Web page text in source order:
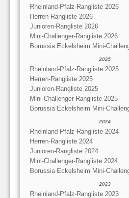
Rheinland-Pfalz-Rangliste 2026
Herren-Rangliste 2026
Junioren-Rangliste 2026
Mini-Challenger-Rangliste 2026
Borussia Eckelsheim Mini-
2025
Rheinland-Pfalz-Rangliste 2025
Herren-Rangliste 2025
Junioren-Rangliste 2025
Mini-Challenger-Rangliste 2025
Borussia Eckelsheim Mini-
2024
Rheinland-Pfalz-Rangliste 2024
Herren-Rangliste 2024
Junioren-Rangliste 2024
Mini-Challenger-Rangliste 2024
Borussia Eckelsheim Mini-
2023
Rheinland-Pfalz-Rangliste 2023